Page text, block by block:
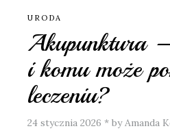
URODA
Akupunktura
i komu może
leczeniu?
24 stycznia 2026 * by Amanda